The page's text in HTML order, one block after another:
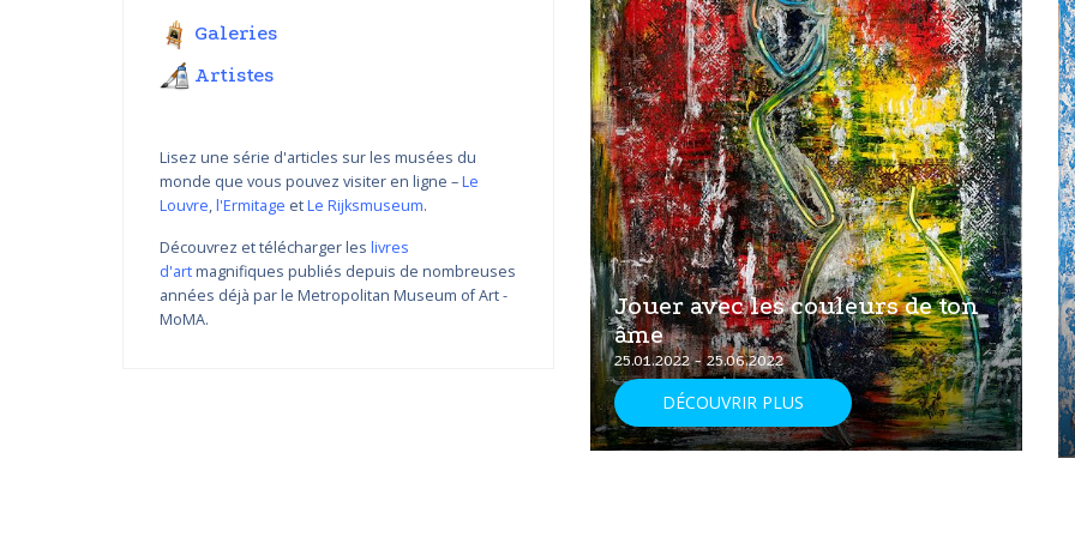
Galeries
Artistes
Lisez une série d'articles sur les musées du
monde que vous pouvez visiter en ligne –Le
Louvre,l'Ermitage etLe Rijksmuseum.
Découvrez et télécharger les livres
d'artmagnifiques publiés depuis de nombreuses
années déjà par le Metropolitan Museum of Art -
MoMA.
Variations de couleur de
Nikolay Yanakiev I
22.03.2018 - 31.09.2018
Jouer avec les couleurs de ton
âme
25.01.2022 - 25.06.2022
DÉCOUVRIR PLUS